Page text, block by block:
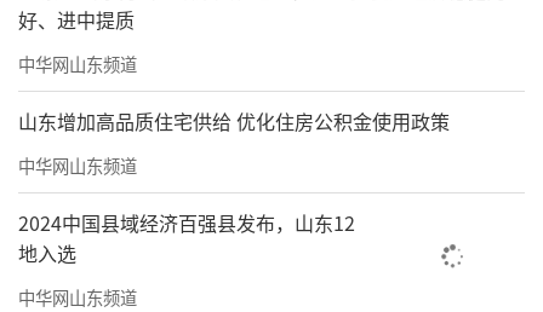
慧解决方案，给业主更放心的乘梯体验。
好、进中提质
中华网山东频道
山东增加高品质住宅供给 优化住房公积金使用政策
中华网山东频道
2024中国县域经济百强县发布，山东12
地入选
中华网山东频道